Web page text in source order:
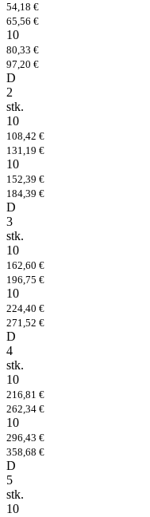
54,18 €
65,56 €
10
80,33 €
97,20 €
D
2
stk.
10
108,42 €
131,19 €
10
152,39 €
184,39 €
D
3
stk.
10
162,60 €
196,75 €
10
224,40 €
271,52 €
D
4
stk.
10
216,81 €
262,34 €
10
296,43 €
358,68 €
D
5
stk.
10